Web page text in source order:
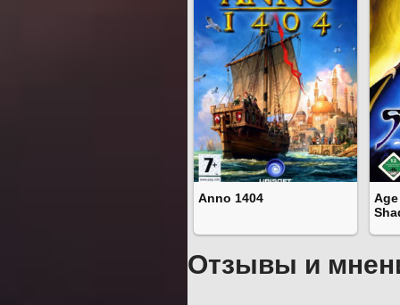
Anno 1404
Отзывы и